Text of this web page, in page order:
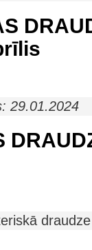
29.01.2024